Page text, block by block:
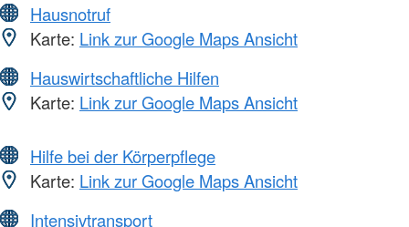
Hausnotruf
Karte: Link zur Google Maps Ansicht
Hauswirtschaftliche Hilfen
Karte: Link zur Google Maps Ansicht
Hilfe bei der Körperpflege
Karte: Link zur Google Maps Ansicht
Intensivtransport